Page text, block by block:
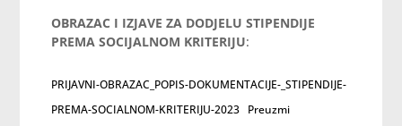
OBRAZAC I IZJAVE ZA DODJELU STIPENDIJE
PREMA SOCIJALNOM KRITERIJU:
PRIJAVNI-OBRAZAC_POPIS-DOKUMENTACIJE-_STIPENDIJE-
PREMA-SOCIALNOM-KRITERIJU-2023 Preuzmi